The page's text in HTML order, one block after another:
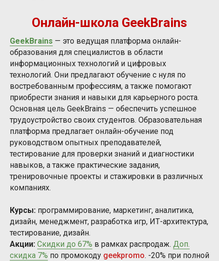
Онлайн-школа GeekBrains
GeekBrains — это ведущая платформа онлайн-
образования для специалистов в области
информационных технологий и цифровых
технологий. Они предлагают обучение с нуля по
востребованным профессиям, а также помогают
приобрести знания и навыки для карьерного роста.
Основная цель GeekBrains — обеспечить успешное
трудоустройство своих студентов. Образовательная
платформа предлагает онлайн-обучение под
руководством опытных преподавателей,
тестирование для проверки знаний и диагностики
навыков, а также практические задания,
тренировочные проекты и стажировки в различных
компаниях.
Курсы: программирование, маркетинг, аналитика,
дизайн, менеджмент, разработка игр, ИТ-архитектура,
тестирование, дизайн.
Акции: Скидки до 67% в рамках распродаж. Доп.
скидка 7% по промокоду geekpromo. -20% при полной